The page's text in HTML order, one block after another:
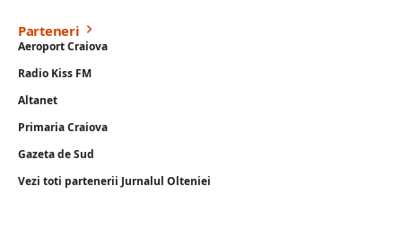
Parteneri
Aeroport Craiova
Radio Kiss FM
Altanet
Primaria Craiova
Gazeta de Sud
Vezi toti partenerii Jurnalul Olteniei